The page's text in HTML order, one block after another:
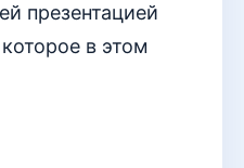
презентацией
в этом